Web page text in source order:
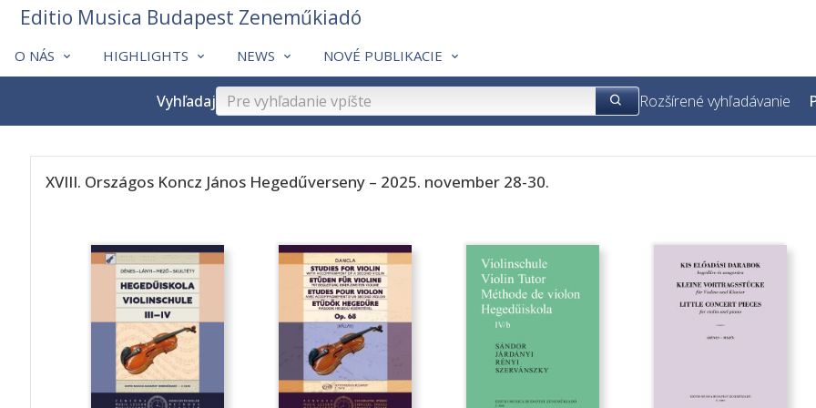
O NÁS HIGHLIGHTS NEWS NOVÉ PUBLIKACIE
Editio Musica Budapest Zeneműkiadó
Vyhľadaj Rozšírené vyhľadávanie
XVIII. Országos Koncz János Hegedűverseny – 2025. november 28-30.